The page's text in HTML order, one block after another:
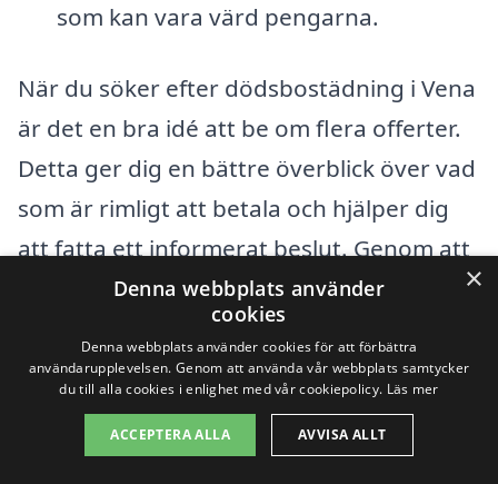
som kan vara värd pengarna.
När du söker efter dödsbostädning i Vena
är det en bra idé att be om flera offerter.
Detta ger dig en bättre överblick över vad
som är rimligt att betala och hjälper dig
att fatta ett informerat beslut. Genom att
jämföra priser och tjänster kan du hitta en
städfirma som passar just dina behov och
din budget.
Att hantera en dödsbostädning är en
×
Denna webbplats använder
cookies
Denna webbplats använder cookies för att förbättra
användarupplevelsen. Genom att använda vår webbplats samtycker
du till alla cookies i enlighet med vår cookiepolicy. Läs mer
ACCEPTERA ALLA AVVISA ALLT